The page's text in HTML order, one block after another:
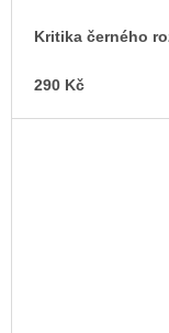
290 Kč